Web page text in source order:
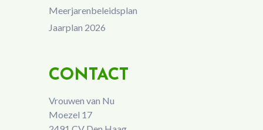
Meerjarenbeleidsplan
Jaarplan 2026
CONTACT
Vrouwen van Nu
Moezel 17